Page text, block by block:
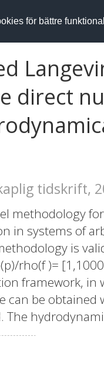
för bättre
direct
tidskrift,
methodology
in systems of
is
rho(f )=
framework, in
can be
The
optimization
be established